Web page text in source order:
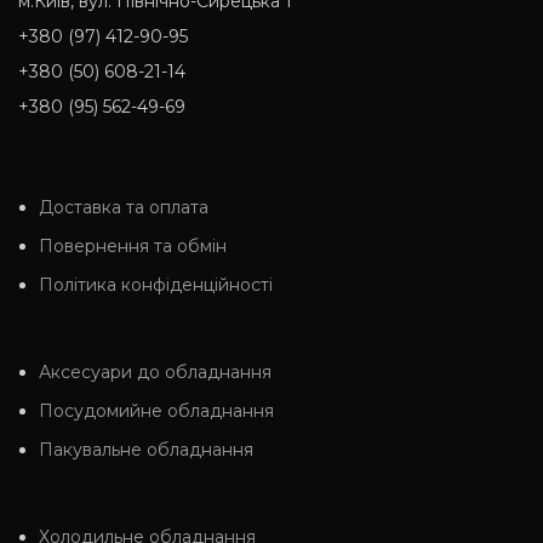
+380 (97) 412-90-95
+380 (50) 608-21-14
+380 (95) 562-49-69
Доставка та оплата
Повернення та обмін
Політика конфіденційності
Аксесуари до обладнання
Посудомийне обладнання
Пакувальне обладнання
Холодильне обладнання